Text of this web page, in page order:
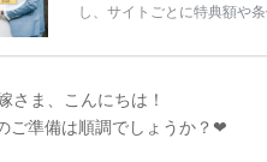
し、サイトごとに特典額や
ンペーン特典ランキングを
得？」「プラコレの特典は
補を絞れる「ウェデ
さま、こんにちは！
ご準備は順調でしょうか？❤︎